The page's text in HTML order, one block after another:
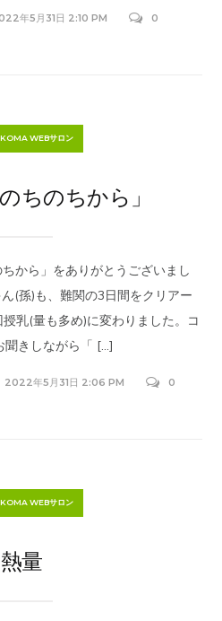
年5月31日 2:10 PM 0
WEBサロン
ちのちから」
から」をありがとうございまし
(孫)も、難関の3日間をクリアー
乳(量も多め)に変わりました。コ
聞きしながら「 […]
2022年5月31日 2:06 PM 0
WEBサロン
熱量